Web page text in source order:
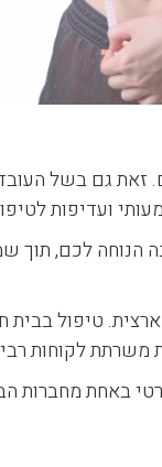
זאת גם בשל
ועדיפות
הנוחה לכם, תוך
טיפול בבית
לקוחות
באחת מחברות